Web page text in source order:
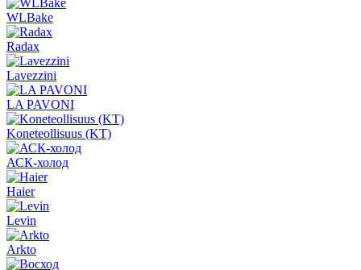
WLBake
Radax
Lavezzini
LA PAVONI
Koneteollisuus (KT)
АСК-холод
Haier
Levin
Arkto